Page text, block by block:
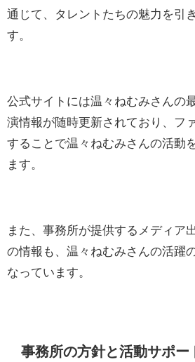
通じて、タレントたちの魅力を引
す。
公式サイトには温々ねむみさんの
演情報が随時更新されており、フ
することで温々ねむみさんの活動
ます。
また、事務所が提供するメディア
の情報も、温々ねむみさんの活躍
なっています。
事務所の方針と活動サポー